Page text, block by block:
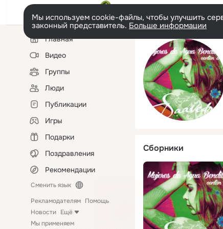
Мы используем cookie-файлы, чтобы улучшить
законный представитель. Больше информации
Левая
колонкаГлавная
Видео
Группы
Люди
Публикации
Игры
Подарки
Поздравления
Рекомендации
Сменить язык
Рекламодателям Помощь
Новости Ещё
Мы применяем
Сборники